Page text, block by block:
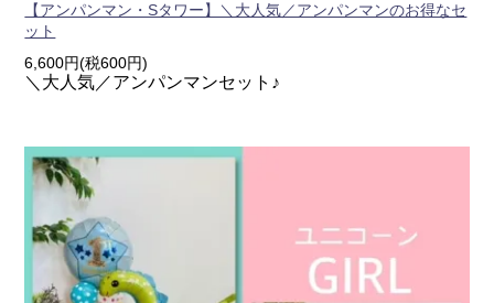
【アンパンマン・Sタワー】＼大人気／アンパンマンのお得なセ
ット
6,600円(税600円)
＼大人気／アンパンマンセット♪